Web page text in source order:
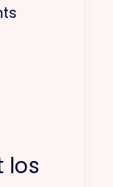
los